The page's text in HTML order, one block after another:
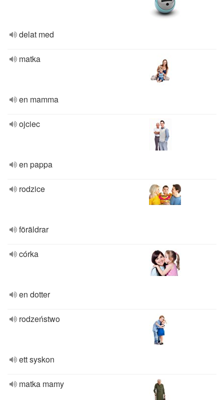
delat med
matka
en mamma
ojciec
en pappa
rodzice
föräldrar
córka
en dotter
rodzeństwo
ett syskon
matka mamy